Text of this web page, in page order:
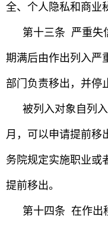
全、个人隐私和商业
第十三条 严重失
期满后由作出列入严
部门负责移出，并停
被列入对象自列
月，可以申请提前移
务院规定实施职业或
提前移出。
第十四条 在作出